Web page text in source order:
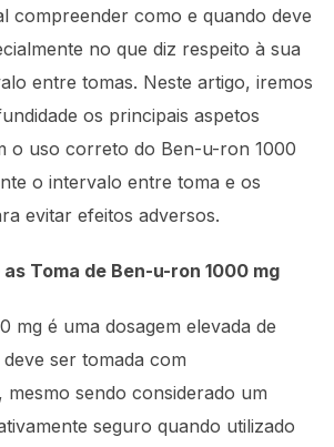
compreender como e quando deve
no que diz respeito à sua
entre tomas. Neste artigo, iremos
os principais aspetos
o uso correto do Ben-u-ron 1000
o intervalo entre toma e os
evitar efeitos adversos.
Toma de Ben-u-ron 1000 mg
mg é uma dosagem elevada de
ser tomada com
mesmo sendo considerado um
seguro quando utilizado